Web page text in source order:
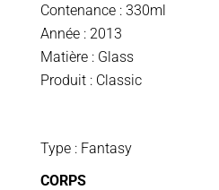
Contenance : 330ml
Année : 2013
Matière : Glass
Produit : Classic
Type : Fantasy
CORPS